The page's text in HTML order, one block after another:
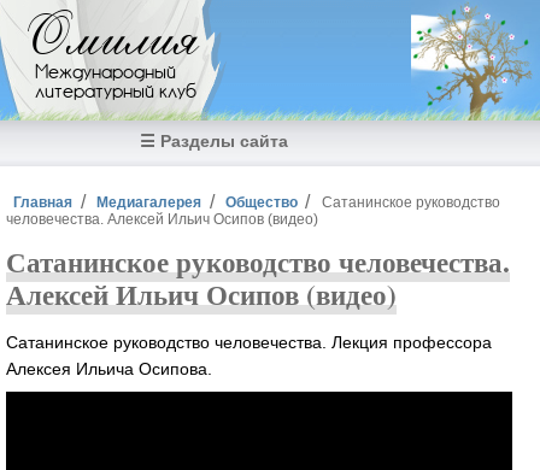
Перейти к основному содержанию
Омилия
Международный
литературный клуб
☰ Разделы сайта
Вы здесь
Главная Медиагалерея Общество
Сатанинское руководство
человечества. Алексей Ильич Осипов (видео)
Сатанинское руководство человечества.
Алексей Ильич Осипов (видео)
Сатанинское руководство человечества. Лекция профессора
Алексея Ильича Осипова.